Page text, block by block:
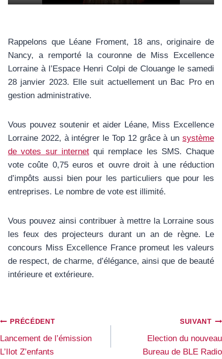
Rappelons que Léane Froment, 18 ans, originaire de
Nancy, a remporté la couronne de Miss Excellence
Lorraine à l’Espace Henri Colpi de Clouange le samedi
28 janvier 2023. Elle suit actuellement un Bac Pro en
gestion administrative.
Vous pouvez soutenir et aider Léane, Miss Excellence
Lorraine 2022, à intégrer le Top 12 grâce à un système
de votes sur internetqui remplace les SMS. Chaque
vote coûte 0,75 euros et ouvre droit à une réduction
d’impôts aussi bien pour les particuliers que pour les
entreprises. Le nombre de vote est illimité.
Vous pouvez ainsi contribuer à mettre la Lorraine sous
les feux des projecteurs durant un an de règne. Le
concours Miss Excellence France promeut les valeurs
de respect, de charme, d’élégance, ainsi que de beauté
intérieure et extérieure.
Navigation
de
l’article
PRÉCÉDENT
Lancement de l’émission
L’Ilot Z’enfants
SUIVANT
Election du nouveau
Bureau de BLE Radio